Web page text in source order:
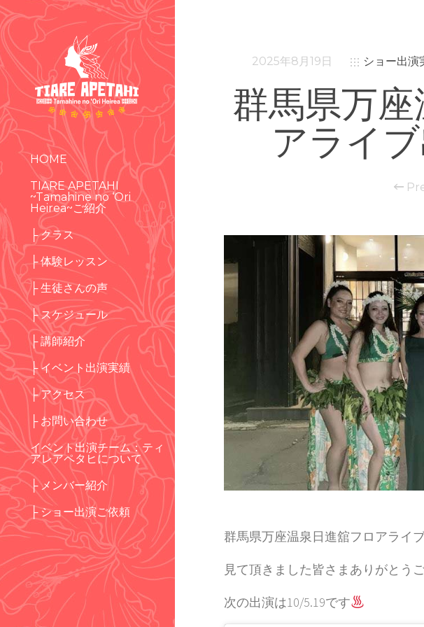
HOME
TIARE APETAHI
~Tamahine no ‘Ori
Heirea~ご紹介
├ クラス
├ 体験レッスン
├ 生徒さんの声
├ スケジュール
├ 講師紹介
├ イベント出演実績
├ アクセス
├ お問い合わせ
イベント出演チーム：ティ
アレアペタヒについて
├ メンバー紹介
├ ショー出演ご依頼
2025年8月19日 ショー出演
群馬県万
アライブ
群馬県万座温泉日進舘フロアライ
見て頂きました皆さまありがとう
次の出演は10/5.19です